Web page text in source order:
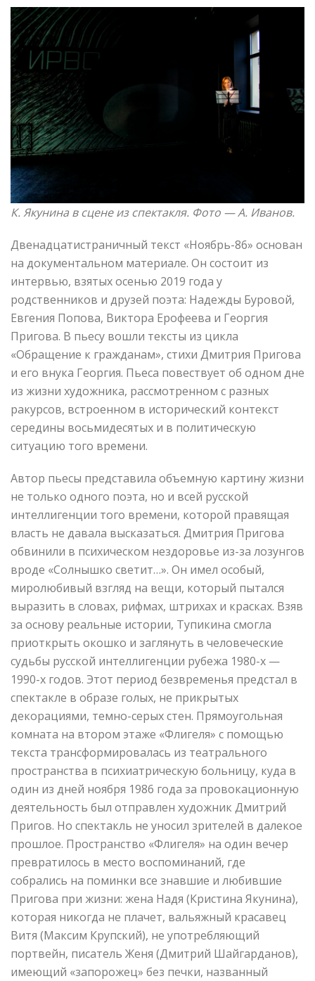
К. Якунина в сцене из спектакля. Фото —А. Иванов.
Двенадцатистраничный текст «Ноябрь-86» основан
на документальном материале. Он состоит из
интервью, взятых осенью 2019 года у
родственников и друзей поэта: Надежды Буровой,
Евгения Попова, Виктора Ерофеева и Георгия
Пригова. В пьесу вошли тексты из цикла
«Обращение к гражданам», стихи Дмитрия Пригова
и его внука Георгия. Пьеса повествует об одном дне
из жизни художника, рассмотренном с разных
ракурсов, встроенном в исторический контекст
середины восьмидесятых и в политическую
ситуацию того времени.
Автор пьесы представила объемную картину жизни
не только одного поэта, но и всей русской
интеллигенции того времени, которой правящая
власть не давала высказаться. Дмитрия Пригова
обвинили в психическом нездоровье из-за лозунгов
вроде «Солнышко светит…». Он имел особый,
миролюбивый взгляд на вещи, который пытался
выразить в словах, рифмах, штрихах и красках. Взяв
за основу реальные истории, Тупикина смогла
приоткрыть окошко и заглянуть в человеческие
судьбы русской интеллигенции рубежа 1980-х —
1990-х годов. Этот период безвременья предстал в
спектакле в образе голых, не прикрытых
декорациями, темно-серых стен. Прямоугольная
комната на втором этаже «Флигеля» с помощью
текста трансформировалась из театрального
пространства в психиатрическую больницу, куда в
один из дней ноября 1986 года за провокационную
деятельность был отправлен художник Дмитрий
Пригов. Но спектакль не уносил зрителей в далекое
прошлое. Пространство «Флигеля» на один вечер
превратилось в место воспоминаний, где
собрались на поминки все знавшие и любившие
Пригова при жизни: жена Надя (Кристина Якунина),
которая никогда не плачет, вальяжный красавец
Витя (Максим Крупский), не употребляющий
портвейн, писатель Женя (Дмитрий Шайгарданов),
имеющий «запорожец» без печки, названный